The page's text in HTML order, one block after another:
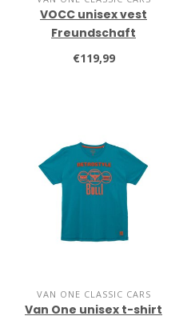
VOCC unisex vest
Freundschaft
blauw/oranje
€119,99
VAN ONE CLASSIC CARS
Van One unisex t-shirt